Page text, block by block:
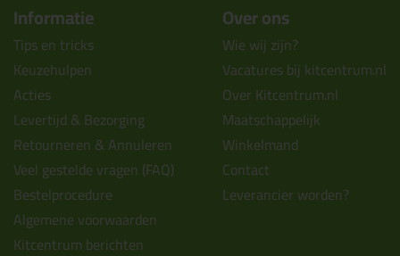
Informatie
Tips en tricks
Keuzehulpen
Acties
Levertijd & Bezorging
Retourneren & Annuleren
Veel gestelde vragen (FAQ)
Bestelprocedure
Algemene voorwaarden
Kitcentrum berichten
Over ons
Wie wij zijn?
Vacatures bij kitcentrum.nl
Over Kitcentrum.nl
Maatschappelijk
Winkelmand
Contact
Leverancier worden?